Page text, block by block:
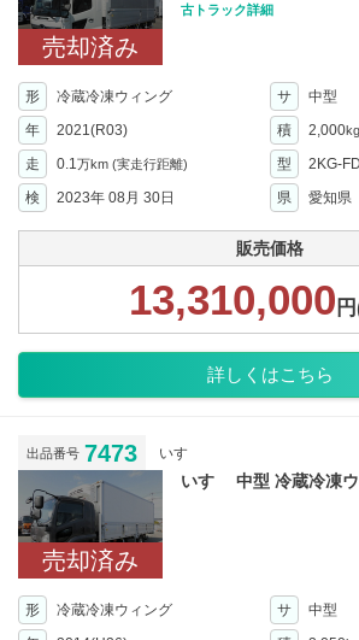
売却済み
古トラック詳細
形 冷蔵冷凍ウィング サ
中型
年
2021(R03) 積 2,000kg
走 0.1万km (実走行距離) 型
2KG-
検
2023年 08月 30日 県 愛知県
販売価格
13,310,000
詳しくはこちら
出品番号 7473 いすゞ
売却済み
いすゞ 中型 冷蔵冷凍
形 冷蔵冷凍ウィング サ
中型